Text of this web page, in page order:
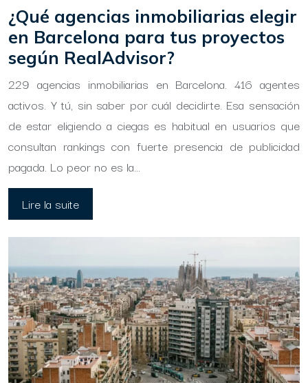
¿Qué agencias inmobiliarias elegir
en Barcelona para tus proyectos
según RealAdvisor?
229 agencias inmobiliarias en Barcelona. 416 agentes
activos. Y tú, sin saber por cuál decidirte. Esa sensación
de estar eligiendo a ciegas es habitual en usuarios que
consultan rankings con fuerte presencia de publicidad
pagada. Lo peor no es la…
Lire la suite